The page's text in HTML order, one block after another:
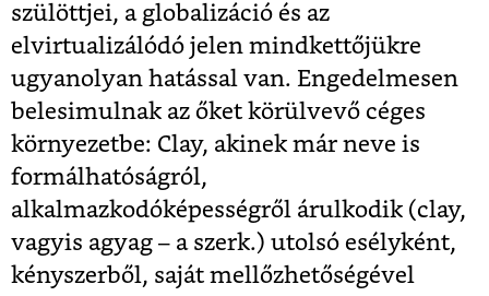
szülöttjei, a globalizáció és az
elvirtualizálódó jelen mindkettőjükre
ugyanolyan hatással van. Engedelmesen
belesimulnak az őket körülvevő céges
környezetbe: Clay, akinek már neve is
formálhatóságról,
alkalmazkodóképességről árulkodik (clay,
vagyis agyag – a szerk.) utolsó esélyként,
kényszerből, saját mellőzhetőségével